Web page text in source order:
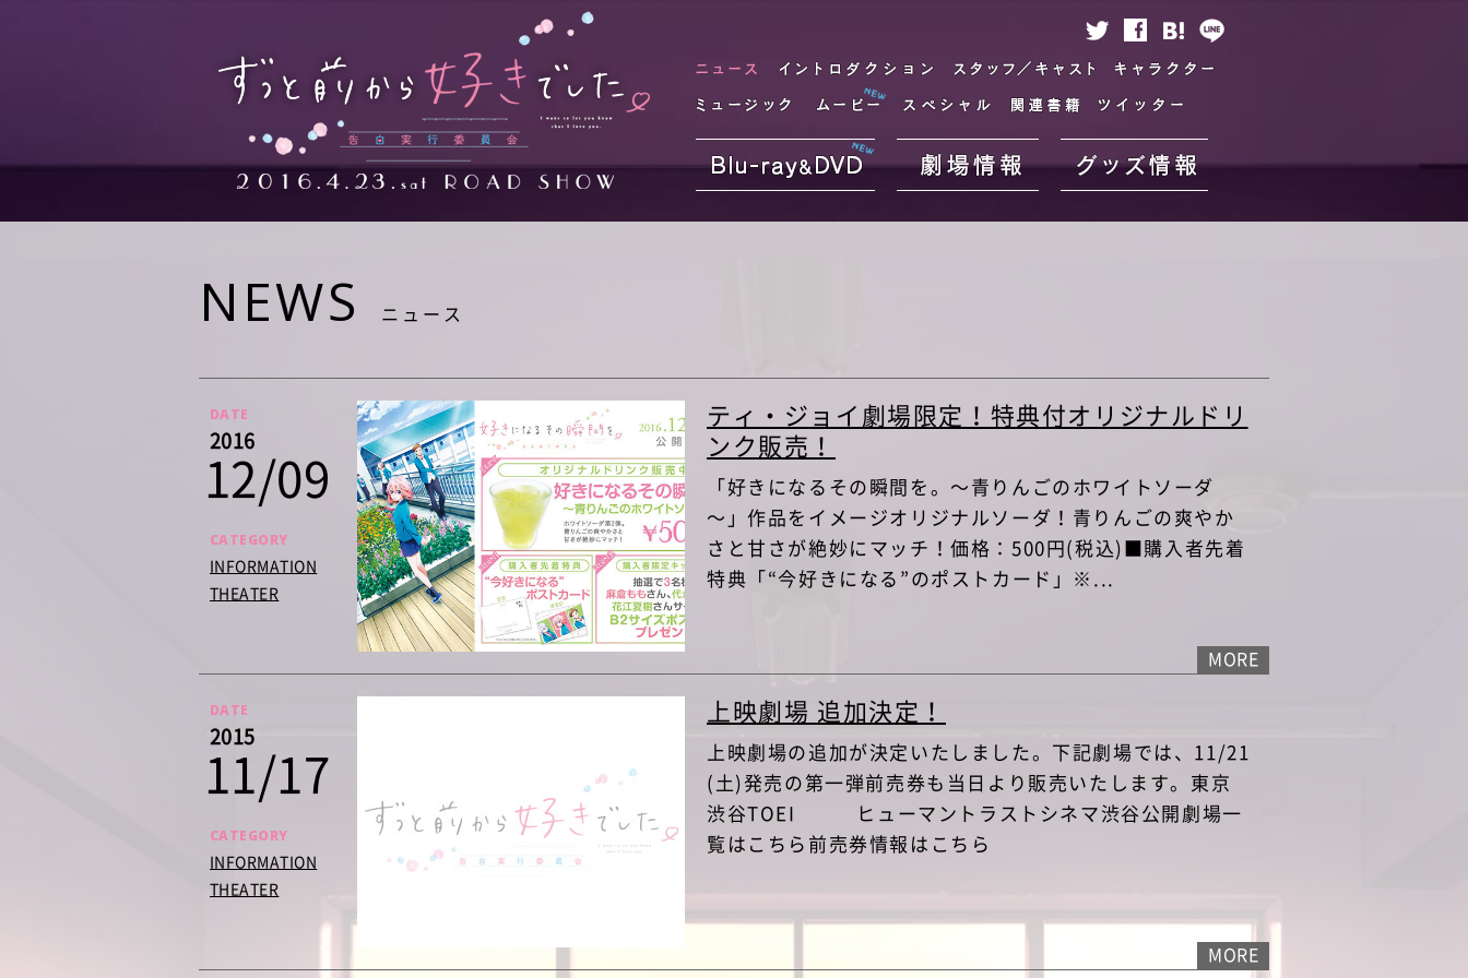
ニュース イントロダクション スタッフ／キャスト
ミュージックムービー スペシャル 関連書籍
Blu-ray&DVD 劇場情報
NEWS ニュース
DATE
2016
12/09
CATEGORY
INFORMATION
THEATER
ティ・ジョイ劇場限定！特典付オリジナルドリ
ンク販売！
「好きになるその瞬間を。～青りんごのホワイトソーダ
～」作品をイメージオリジナルソーダ！青りんごの爽やか
さと甘さが絶妙にマッチ！価格：500円(税込)■購入者先着
特典「“今好きになる”のポストカード」※...
MORE
DATE
2015
11/17
CATEGORY
INFORMATION
THEATER
上映劇場 追加決定！
上映劇場の追加が決定いたしました。下記劇場では、11/21
(土)発売の第一弾前売券も当日より販売いたします。東京
渋谷TOEI ヒューマントラストシネマ渋谷公開劇場一
覧はこちら前売券情報はこちら
MORE